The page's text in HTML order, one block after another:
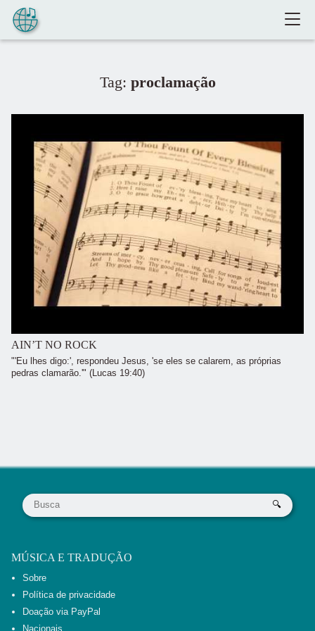
Pular para o conteúdo
Tag: proclamação
AIN’T NO ROCK
"'Eu lhes digo:', respondeu Jesus, 'se eles se calarem, as próprias
pedras clamarão.'" (Lucas 19:40)
MÚSICA E TRADUÇÃO
Sobre
Política de privacidade
Doação via PayPal
Nacionais